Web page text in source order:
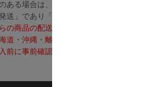
ある場合は、3～5営業日で発送いたします。
発送」であり「お届け」ではございませんので
の商品の配送料は無料となります。
海道・沖縄・離島への配送は、送料別途お見積
前に事前確認も可能となりますので、お電話